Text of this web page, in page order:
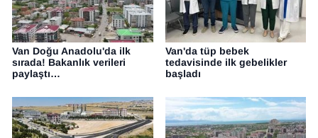
Van Doğu Anadolu'da ilk
sırada! Bakanlık verileri
paylaştı…
Van'da tüp bebek
tedavisinde ilk gebelikler
başladı